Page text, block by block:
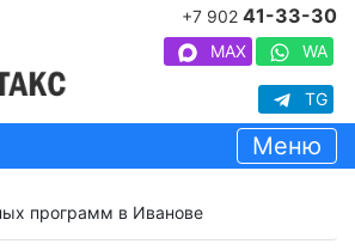
+7 902 41-33-30
MAX WA
TG
Меню
программ в Иванове